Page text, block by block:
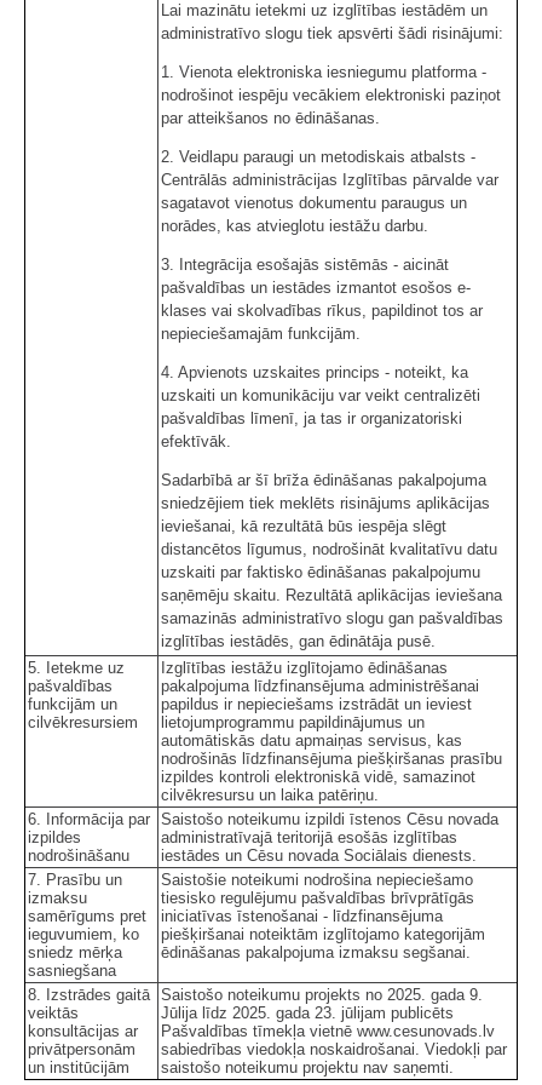
Lai mazinātu ietekmi uz izglītības iestādēm un
administratīvo slogu tiek apsvērti šādi risinājumi:
1. Vienota elektroniska iesniegumu platforma -
nodrošinot iespēju vecākiem elektroniski paziņot
par atteikšanos no ēdināšanas.
2. Veidlapu paraugi un metodiskais atbalsts -
Centrālās administrācijas Izglītības pārvalde var
sagatavot vienotus dokumentu paraugus un
norādes, kas atvieglotu iestāžu darbu.
3. Integrācija esošajās sistēmās - aicināt
pašvaldības un iestādes izmantot esošos e-
klases vai skolvadības rīkus, papildinot tos ar
nepieciešamajām funkcijām.
4. Apvienots uzskaites princips - noteikt, ka
uzskaiti un komunikāciju var veikt centralizēti
pašvaldības līmenī, ja tas ir organizatoriski
efektīvāk.
Sadarbībā ar šī brīža ēdināšanas pakalpojuma
sniedzējiem tiek meklēts risinājums aplikācijas
ieviešanai, kā rezultātā būs iespēja slēgt
distancētos līgumus, nodrošināt kvalitatīvu datu
uzskaiti par faktisko ēdināšanas pakalpojumu
saņēmēju skaitu. Rezultātā aplikācijas ieviešana
samazinās administratīvo slogu gan pašvaldības
izglītības iestādēs, gan ēdinātāja pusē.
5. Ietekme uz
pašvaldības
funkcijām un
cilvēkresursiem
Izglītības iestāžu izglītojamo ēdināšanas
pakalpojuma līdzfinansējuma administrēšanai
papildus ir nepieciešams izstrādāt un ieviest
lietojumprogrammu papildinājumus un
automātiskās datu apmaiņas servisus, kas
nodrošinās līdzfinansējuma piešķiršanas prasību
izpildes kontroli elektroniskā vidē, samazinot
cilvēkresursu un laika patēriņu.
6. Informācija par
izpildes
nodrošināšanu
Saistošo noteikumu izpildi īstenos Cēsu novada
administratīvajā teritorijā esošās izglītības
iestādes un Cēsu novada Sociālais dienests.
7. Prasību un
izmaksu
samērīgums pret
ieguvumiem, ko
sniedz mērķa
sasniegšana
Saistošie noteikumi nodrošina nepieciešamo
tiesisko regulējumu pašvaldības brīvprātīgās
iniciatīvas īstenošanai - līdzfinansējuma
piešķiršanai noteiktām izglītojamo kategorijām
ēdināšanas pakalpojuma izmaksu segšanai.
8. Izstrādes gaitā
veiktās
konsultācijas ar
privātpersonām
un institūcijām
Saistošo noteikumu projekts no 2025. gada 9.
Jūlija līdz 2025. gada 23. jūlijam publicēts
Pašvaldības tīmekļa vietnē www.cesunovads.lv
sabiedrības viedokļa noskaidrošanai. Viedokļi par
saistošo noteikumu projektu nav saņemti.